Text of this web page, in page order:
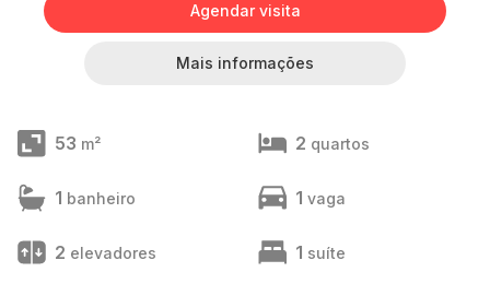
Agendar visita
Mais informações
53 m² 2 quartos
1 banheiro 1 vaga
2 elevadores 1 suíte